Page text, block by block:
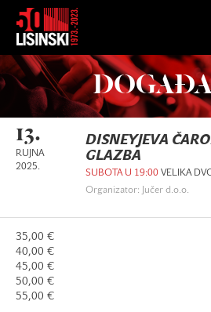
13.
RUJNA
2025.
DISNEYJEVA
GLAZBA
SUBOTA U 19:00 VELIKA
Organizator: Jučer d.o.o.
35,00 €
40,00 €
45,00 €
50,00 €
55,00 €